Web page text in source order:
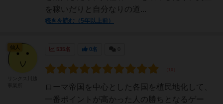
を稼いだりと自分なりの道...
続きを読む（5年以上前）
535名 0名
ローマ帝国を中心とした各国を植民地化して、
一番ポイントが高かった人の勝ちとなるゲー
仙人